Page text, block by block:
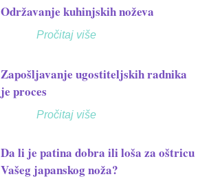
Održavanje kuhinjskih noževa
Pročitaj više
Zapošljavanje ugostiteljskih radnika
je proces
Pročitaj više
Da li je patina dobra ili loša za oštricu
Vašeg japanskog noža?